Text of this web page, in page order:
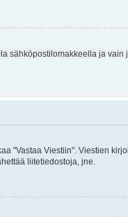
sähköpostilomakkeella ja
"Vastaa Viestiin". Viestien
liitetiedostoja, jne.